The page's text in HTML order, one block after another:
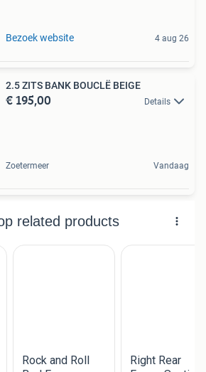
Bezoek website 4 aug 26
2.5 ZITS BANK BOUCLË BEIGE
€ 195,00 Details
Zoetermeer Vandaag